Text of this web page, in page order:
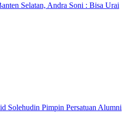
Selatan, Andra Soni : Bisa Urai
Solehudin Pimpin Persatuan Alumni